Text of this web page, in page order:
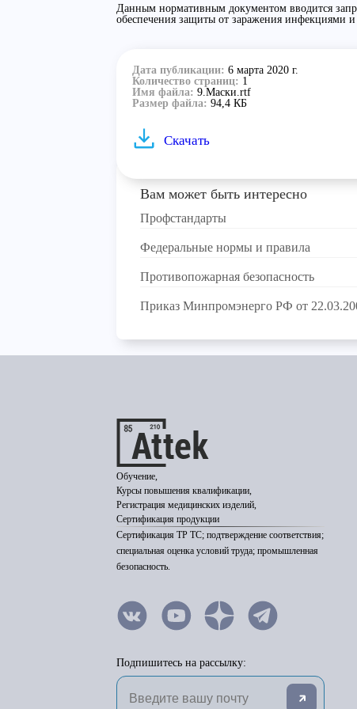
Данным нормативным документом вводится
обеспечения защиты от заражения инфекциями
Дата публикации: 6 марта 2020 г.
Количество страниц: 1
Имя файла: 9.Маски.rtf
Размер файла: 94,4 КБ
Скачать
Вам может быть интересно
Профстандарты
Федеральные нормы и правила
Противопожарная безопасность
Приказ Минпромэнерго РФ от
Обучение,
Курсы повышения квалификации,
Регистрация медицинских изделий,
Сертификация продукции
Сертификация ТР ТС; подтверждение соответствия;
специальная оценка условий труда; промышленная
безопасность.
Подпишитесь на рассылку: